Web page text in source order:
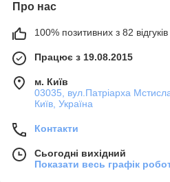
Про нас
100% позитивних з 82 відгуків
Працює з 19.08.2015
м. Київ
03035, вул.Патріарха
Київ, Україна
Контакти
Сьогодні вихідний
Показати весь графік